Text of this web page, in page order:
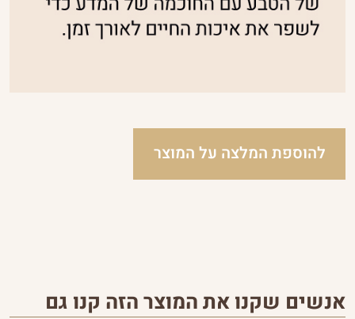
להוספת המלצה על המוצר
אנשים שקנו את המוצר הזה קנו גם